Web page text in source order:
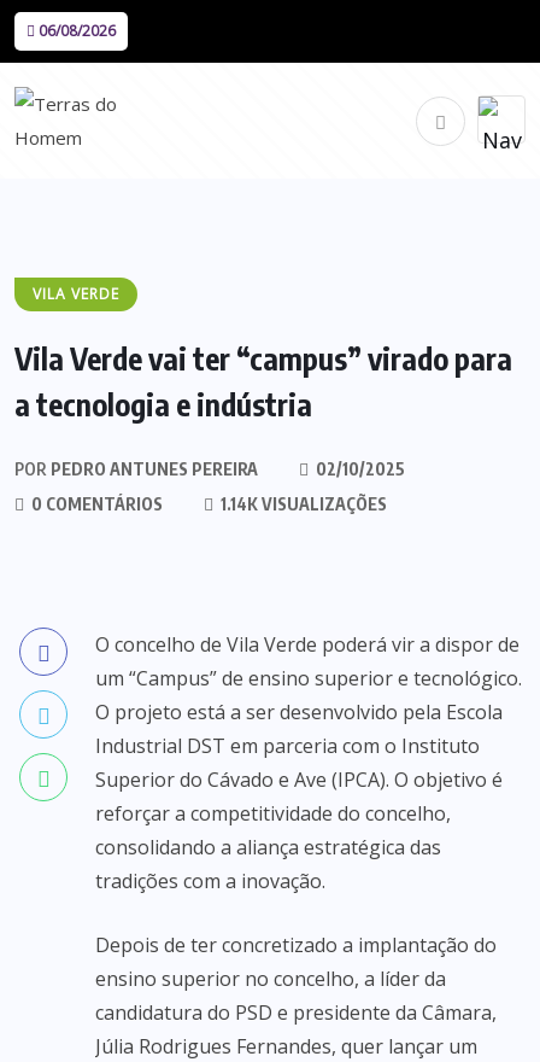
06/08/2026
VILA VERDE
Vila Verde vai ter “campus” virado para
a tecnologia e indústria
POR PEDRO ANTUNES PEREIRA
02/10/2025
0 COMENTÁRIOS
1.14K VISUALIZAÇÕES
O concelho de Vila Verde poderá vir a dispor de
um “Campus” de ensino superior e tecnológico.
O projeto está a ser desenvolvido pela Escola
Industrial DST em parceria com o Instituto
Superior do Cávado e Ave (IPCA). O objetivo é
reforçar a competitividade do concelho,
consolidando a aliança estratégica das
tradições com a inovação.
Depois de ter concretizado a implantação do
ensino superior no concelho, a líder da
candidatura do PSD e presidente da Câmara,
Júlia Rodrigues Fernandes, quer lançar um